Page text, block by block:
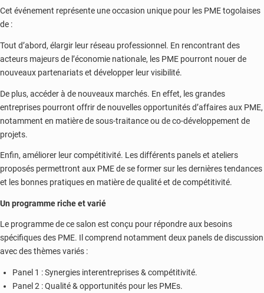
Cet événement représente une occasion unique pour les PME togolaises
de :
Tout d’abord, élargir leur réseau professionnel. En rencontrant des
acteurs majeurs de l’économie nationale, les PME pourront nouer de
nouveaux partenariats et développer leur visibilité.
De plus, accéder à de nouveaux marchés. En effet, les grandes
entreprises pourront offrir de nouvelles opportunités d’affaires aux PME,
notamment en matière de sous-traitance ou de co-développement de
projets.
Enfin, améliorer leur compétitivité. Les différents panels et ateliers
proposés permettront aux PME de se former sur les dernières tendances
et les bonnes pratiques en matière de qualité et de compétitivité.
Un programme riche et varié
Le programme de ce salon est conçu pour répondre aux besoins
spécifiques des PME. Il comprend notamment deux panels de discussion
avec des thèmes variés :
Panel 1 : Synergies interentreprises & compétitivité.
Panel 2 : Qualité & opportunités pour les PMEs.